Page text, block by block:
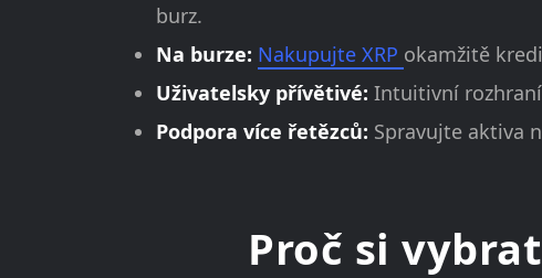
burz.
Na burze: Nakupujte XRP okamžitě
Uživatelsky přívětivé: Intuitivní rozhraní
Podpora více řetězců: Spravujte aktiva
Proč si